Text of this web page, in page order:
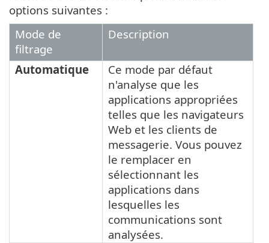
options suivantes :
Mode de
filtrage
Description
Automatique
Ce mode par défaut
n'analyse que les
applications appropriées
telles que les navigateurs
Web et les clients de
messagerie. Vous pouvez
le remplacer en
sélectionnant les
applications dans
lesquelles les
communications sont
analysées.